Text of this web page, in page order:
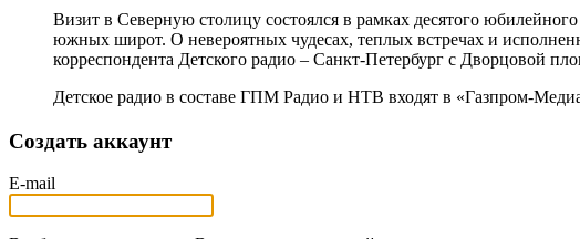
Визит в Северную столицу состоялся в рамках десятого
южных широт. О невероятных чудесах, теплых встречах и
корреспондента Детского радио – Санкт-Петербург с Дворцовой
Детское радио в составе ГПМ Радио и НТВ входят в «Газпром-
Создать аккаунт
E-mail